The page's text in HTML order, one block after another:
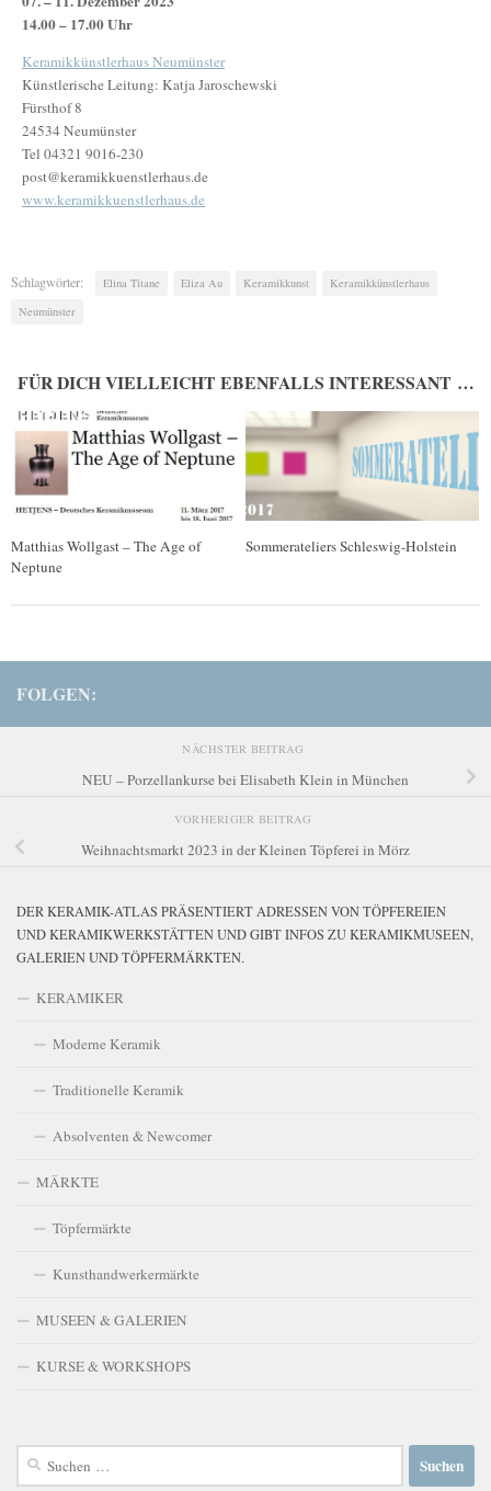
14.00 – 17.00 Uhr
Keramikkünstlerhaus Neumünster
Künstlerische Leitung: Katja Jaroschewski
Fürsthof 8
24534 Neumünster
Tel 04321 9016-230
post@keramikkuenstlerhaus.de
www.keramikkuenstlerhaus.de
Schlagwörter: Elina Titane Eliza Au Keramikkunst
Keramikkünstlerhaus
Neumünster
FÜR DICH VIELLEICHT EBENFALLS INTERESSANT …
Matthias Wollgast – The Age of
Neptune
Sommerateliers Schleswig-Holstein
FOLGEN:
NÄCHSTER BEITRAG
NEU – Porzellankurse bei Elisabeth Klein in München
VORHERIGER BEITRAG
Weihnachtsmarkt 2023 in der Kleinen Töpferei in Mörz
DER KERAMIK-ATLAS PRÄSENTIERT ADRESSEN VON TÖPFEREIEN
UND KERAMIKWERKSTÄTTEN UND GIBT INFOS ZU KERAMIKMUSEEN,
GALERIEN UND TÖPFERMÄRKTEN.
KERAMIKER
Moderne Keramik
Traditionelle Keramik
Absolventen & Newcomer
MÄRKTE
Töpfermärkte
Kunsthandwerkermärkte
MUSEEN & GALERIEN
KURSE & WORKSHOPS
Suchen